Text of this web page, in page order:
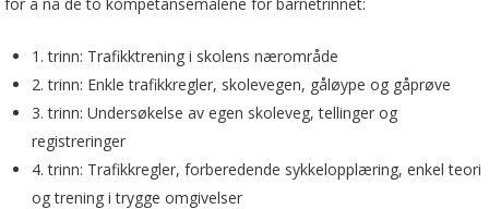
1. trinn: Trafikktrening i skolens nærområde
2. trinn: Enkle trafikkregler, skolevegen, gåløype og gåprøve
3. trinn: Undersøkelse av egen skoleveg, tellinger og
registreringer
4. trinn: Trafikkregler, forberedende sykkelopplæring, enkel teori
og trening i trygge omgivelser